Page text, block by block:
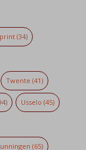
(34)
Twente (41)
Usselo (45)
(65)